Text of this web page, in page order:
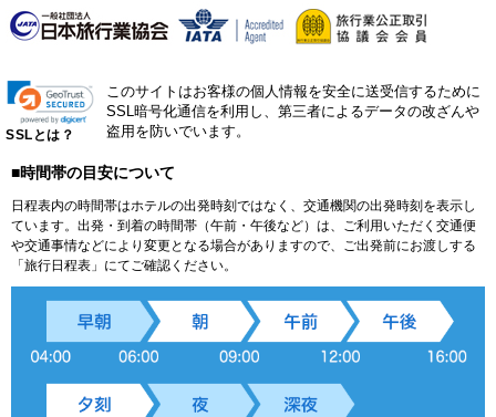
SSLとは？
このサイトはお客様の個人情報を安全に送受信するために
SSL暗号化通信を利用し、第三者によるデータの改ざんや
盗用を防いでいます。
■時間帯の目安について
日程表内の時間帯はホテルの出発時刻ではなく、交通機関の出発時刻を表示し
ています。出発・到着の時間帯（午前・午後など）は、ご利用いただく交通便
や交通事情などにより変更となる場合がありますので、ご出発前にお渡しする
「旅行日程表」にてご確認ください。